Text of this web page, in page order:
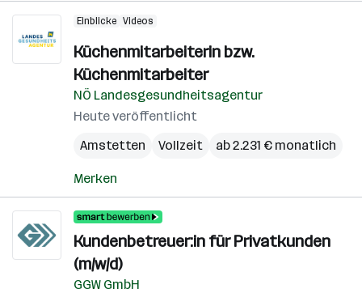
Einblicke Videos
Küchenmitarbeiterin bzw.
Küchenmitarbeiter
NÖ Landesgesundheitsagentur
Heute veröffentlicht
Amstetten
Vollzeit ab 2.231 € monatlich
Merken
Kundenbetreuer:in für Privatkunden
(m/w/d)
GGW GmbH